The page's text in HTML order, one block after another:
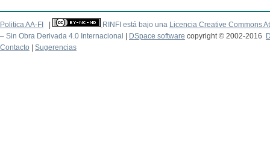
Politica AA-FI RINFI está bajo una Licencia Creative Commons
– Sin Obra Derivada 4.0 Internacional
DSpace software copyright © 2002-2016
Contacto
Sugerencias